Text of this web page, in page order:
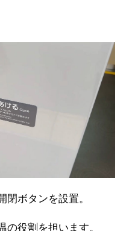
ボタンを設置。
役割を担います。